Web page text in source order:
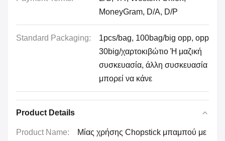
MoneyGram, D/A, D/P
Standard Packaging:
1pcs/bag, 100bag/big opp, opp
30big/χαρτοκιβώτιο Ή μαζική
συσκευασία, άλλη συσκευασία
μπορεί να κάνε
Product Details
Product Name:
Μίας χρήσης Chopstick μπαμπού με